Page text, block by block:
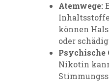
Atemwege:
können
oder
Psychische
Nikotin